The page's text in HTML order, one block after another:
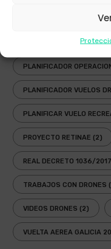
(1)
OPERADOR DRONES(3)
PLANIFICADOR
PLANIFICADOR VUELOS
PLANIFICAR VUELO
PROYECTO RETINAE (2)
REAL DECRETO 1036/2017
TRABAJOS CON DRONES
VIDEOS DRONES (2)
VUELTA AEREA GALICIA